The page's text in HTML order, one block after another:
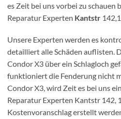
es Zeit bei uns vorbei zu schauen
Reparatur Experten Kantstr
Unsere Experten werden es
detailliert alle Schäden auflisten.
Condor X3 über ein Schlagloch
funktioniert die Fenderung nicht
Condor X3, wird Zeit es bei uns
Reparatur Experten Kantstr 142,
Kostenvoranschlag erstellt